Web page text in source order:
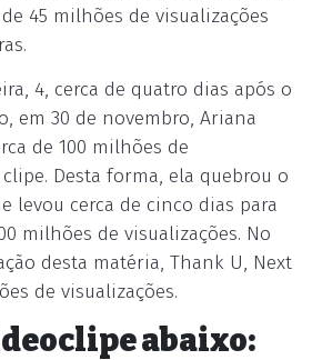
45 milhões de visualizações
4, cerca de quatro dias após o
em 30 de novembro, Ariana
de 100 milhões de
Desta forma, ela quebrou o
levou cerca de cinco dias para
milhões de visualizações. No
desta matéria, Thank U, Next
de visualizações.
abaixo: